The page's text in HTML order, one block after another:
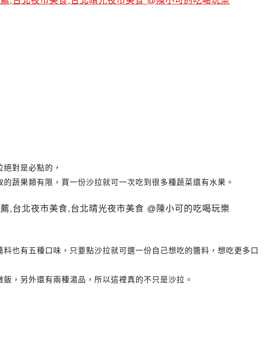
對是必點的，
蔬果類有限， 買一份沙拉就可一次吃到很多種蔬菜還有水果。
也有五種口味，只要點沙拉就可選一份自己想吃的醬料，想吃更多口
，另外還有兩種湯品，所以這裡真的不只是沙拉。